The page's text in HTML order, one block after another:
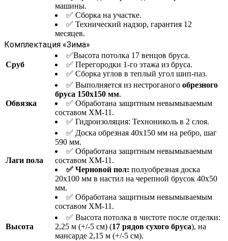
машины.
✅ Сборка на участке.
✅ Технический надзор, гарантия 12
месяцев.
Комплектация «Зима»
Сруб
✅Высота потолка 17 венцов бруса.
✅ Перегородки 1-го этажа из бруса.
✅ Сборка углов в теплый угол шип-паз.
Обвязка
✅ Выполняется из нестроганого обрезного
бруса 150х150 мм.
✅ Обработана защитным невымываемым
составом ХМ-11.
✅ Гидроизоляция: Технониколь в 2 слоя.
Лаги пола
✅ Доска обрезная 40х150 мм на ребро, шаг
590 мм.
✅ Обработана защитным невымываемым
составом ХМ-11.
✅ Черновой пол: полуобрезная доска
20х100 мм в настил на черепной брусок 40х50
мм.
✅ Обработана защитным невымываемым
составом ХМ-11.
Высота
✅ Высота потолка в чистоте после отделки:
2,25 м (+/-5 см) (17 рядов сухого бруса), на
мансарде 2,15 м (+/-5 см).